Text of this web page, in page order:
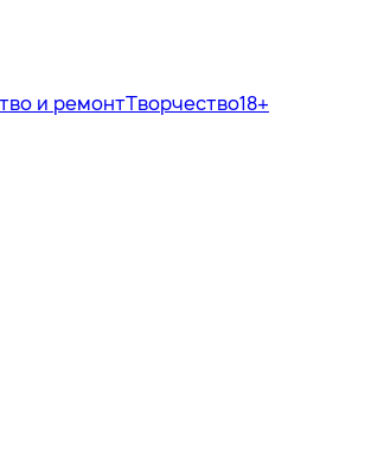
и ремонтТворчество18+